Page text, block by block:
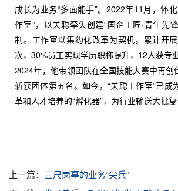
成长为业务“多面能手”。2022年11月，怀
作室”，以关聪牵头创建“国企工匠·青年先
制。工作室以集约化改革为契机，累计开
次，30%员工实现学历职称提升，12人获
2024年，他带领团队在全国技能大赛中再创
斩获团体第五名。如今，“关聪工作室”已成
革和人才培养的“孵化器”，为行业输送大批复
上一篇： 三尺岗亭的业务“尖兵”